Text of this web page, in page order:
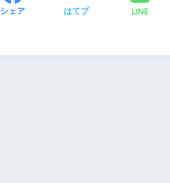
シェア はてブ LINE